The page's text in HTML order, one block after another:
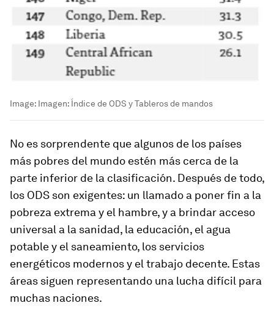
Image: Imagen: Índice de ODS y Tableros de mandos
No es sorprendente que algunos de los países
más pobres del mundo estén más cerca de la
parte inferior de la clasificación. Después de todo,
los ODS son exigentes: un llamado a poner fin a la
pobreza extrema y el hambre, y a brindar acceso
universal a la sanidad, la educación, el agua
potable y el saneamiento, los servicios
energéticos modernos y el trabajo decente. Estas
áreas siguen representando una lucha difícil para
muchas naciones.